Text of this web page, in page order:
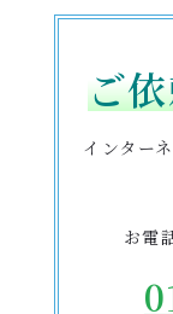
ご
インター
お電